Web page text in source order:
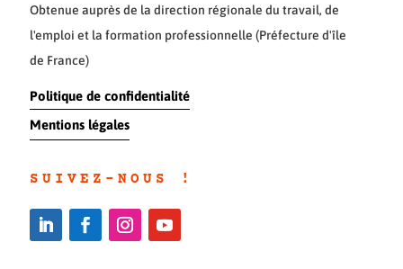
Obtenue auprès de la direction régionale du travail, de
l'emploi et la formation professionnelle (Préfecture d'île
de France)
Politique de confidentialité
Mentions légales
SUIVEZ-NOUS !